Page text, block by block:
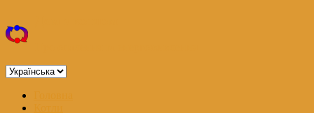
до
вмісту
Вибрати
Меню